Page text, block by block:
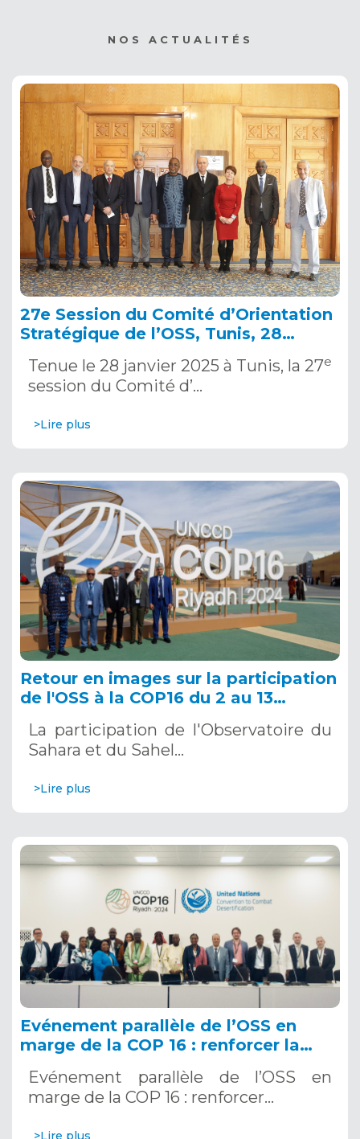
NOS ACTUALITÉS
27e Session du Comité d’Orientation
Stratégique de l’OSS, Tunis, 28
Tenue le 28 janvier 2025 à Tunis, la 27e
session du Comité d’…
>Lire plus
Retour en images sur la participation
de l'OSS à la COP16 du 2 au 13
Saoudite
La participation de l'Observatoire du
Sahara et du Sahel…
>Lire plus
Evénement parallèle de l’OSS en
marge de la COP 16 : renforcer la
Systèmes d’Alerte Précoce
Multirisques. 12 décembre 2024
Evénement parallèle de l’OSS en
marge de la COP 16 : renforcer…
>Lire plus